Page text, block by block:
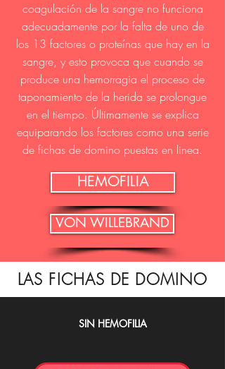
coagulación de la sangre no funciona
adecuadamente por la falta de uno de
los 13 factores o proteínas que hay en la
sangre, y esto provoca que cuando se
produce una hemorragia el proceso de
taponamiento de la herida se prolongue
en el tiempo. Últimamente se explica
equiparando los factores como una serie
de fichas de domino puestas en linea.
HEMOFILIA
VON WILLEBRAND
LAS FICHAS DE DOMINO
SIN HEMOFILIA